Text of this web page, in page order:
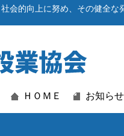
会的向上に努め、その健全
ＨＯＭＥ お知らせ